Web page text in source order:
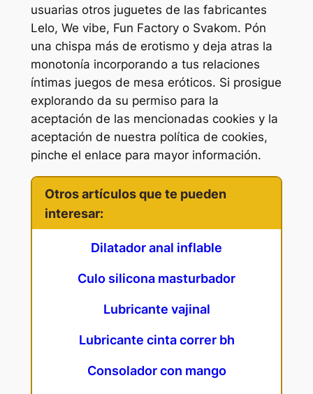
usuarias otros juguetes de las fabricantes
Lelo, We vibe, Fun Factory o Svakom. Pón
una chispa más de erotismo y deja atras la
monotonía incorporando a tus relaciones
íntimas juegos de mesa eróticos. Si prosigue
explorando da su permiso para la
aceptación de las mencionadas cookies y la
aceptación de nuestra política de cookies,
pinche el enlace para mayor información.
Otros artículos que te pueden
interesar:
Dilatador anal inflable
Culo silicona masturbador
Lubricante vajinal
Lubricante cinta correr bh
Consolador con mango